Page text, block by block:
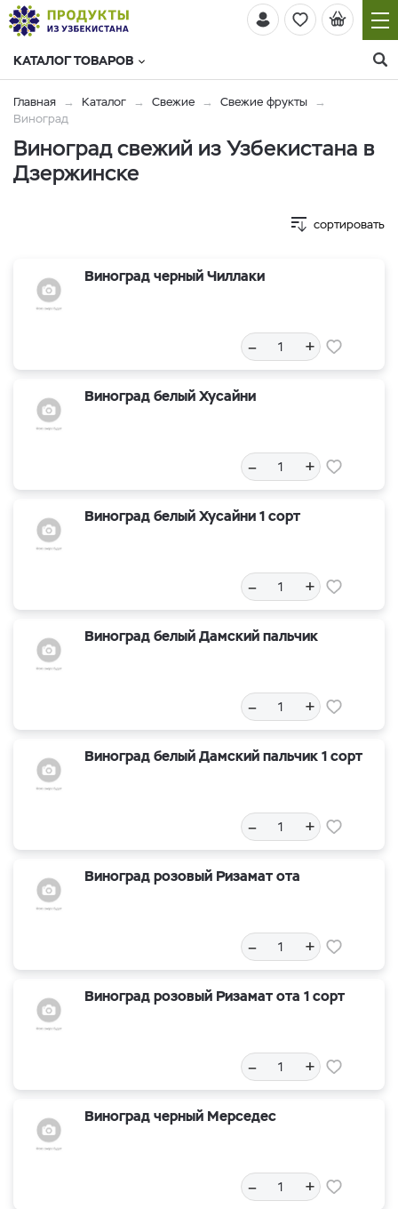
КАТАЛОГ ТОВАРОВ
Главная Каталог Свежие
Свежие фрукты
Виноград
Виноград свежий из Узбекистана в
Дзержинске
сортировать
Виноград черный Чиллаки
– +
Виноград белый Хусайни
– +
Виноград белый Хусайни 1 сорт
– +
Виноград белый Дамский пальчик
– +
Виноград белый Дамский пальчик 1 сорт
– +
Виноград розовый Ризамат ота
– +
Виноград розовый Ризамат ота 1 сорт
– +
Виноград черный Мерседес
– +